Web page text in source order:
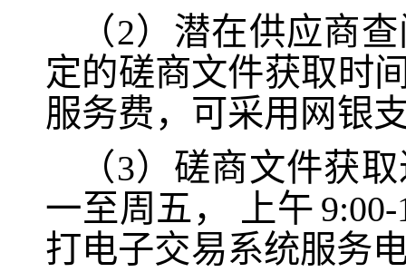
（2）潜在供应商
定的磋商文件获取时
服务费，可采用网银
（3）磋商文件获
一至周五，
上午
打电子交易系统服务